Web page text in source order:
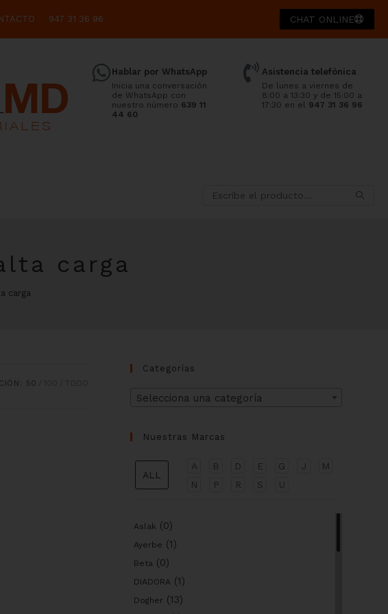
947 31 36 96 CHAT ONLINE
Hablar por WhatsApp
Inicia una conversación
de WhatsApp con
nuestro número 639 11
44 60
Asistencia telefónica
De lunes a viernes de
8:00 a 13:30 y de 15:00 a
17:30 en el 947 31 36 96
carga
carga
50
Categorías
Selecciona una categoría
Nuestras Marcas
ALL
A B D E G J
M
N
P R S U
Aslak (0)
Ayerbe (1)
Beta (0)
DIADORA (1)
Dogher (13)